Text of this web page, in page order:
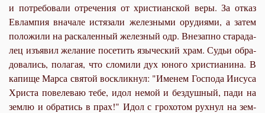
и по­тре­бо­ва­ли от­ре­че­ния от хри­сти­ан­ской ве­ры. За от­каз
Евлам­пия вна­ча­ле ис­тя­за­ли же­лез­ны­ми ору­ди­я­ми, а за­тем
по­ло­жи­ли на рас­ка­лен­ный же­лез­ный одр. Вне­зап­но ста­ра­да­
лец изъ­явил же­ла­ние по­се­тить язы­че­ский храм. Судьи об­ра­
до­ва­лись, по­ла­гая, что сло­ми­ли дух юно­го хри­сти­а­ни­на. В
ка­пи­ще Мар­са свя­той вос­клик­нул: "Име­нем Гос­по­да Иису­са
Хри­ста по­веле­ваю те­бе, идол немой и без­душ­ный, па­ди на
зем­лю и об­ра­тись в прах!" Идол с гро­хо­том рух­нул на зем­